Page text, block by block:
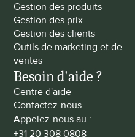
Gestion des produits
Gestion des prix
Gestion des clients
Outils de marketing et de
ventes
Besoin d'aide ?
Centre d'aide
Contactez-nous
Appelez-nous au :
+31 20 308 0808